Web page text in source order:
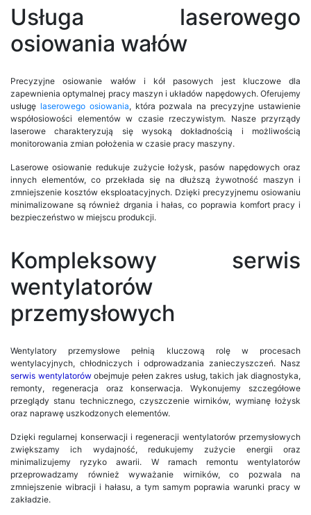
Usługa laserowego
osiowania wałów
Precyzyjne osiowanie wałów i kół pasowych jest kluczowe dla
zapewnienia optymalnej pracy maszyn i układów napędowych. Oferujemy
usługę laserowego osiowania, która pozwala na precyzyjne ustawienie
współosiowości elementów w czasie rzeczywistym. Nasze przyrządy
laserowe charakteryzują się wysoką dokładnością i możliwością
monitorowania zmian położenia w czasie pracy maszyny.
Laserowe osiowanie redukuje zużycie łożysk, pasów napędowych oraz
innych elementów, co przekłada się na dłuższą żywotność maszyn i
zmniejszenie kosztów eksploatacyjnych. Dzięki precyzyjnemu osiowaniu
minimalizowane są również drgania i hałas, co poprawia komfort pracy i
bezpieczeństwo w miejscu produkcji.
Kompleksowy serwis
wentylatorów
przemysłowych
Wentylatory przemysłowe pełnią kluczową rolę w procesach
wentylacyjnych, chłodniczych i odprowadzania zanieczyszczeń. Nasz
serwis wentylatorówobejmuje pełen zakres usług, takich jak diagnostyka,
remonty, regeneracja oraz konserwacja. Wykonujemy szczegółowe
przeglądy stanu technicznego, czyszczenie wirników, wymianę łożysk
oraz naprawę uszkodzonych elementów.
Dzięki regularnej konserwacji i regeneracji wentylatorów przemysłowych
zwiększamy ich wydajność, redukujemy zużycie energii oraz
minimalizujemy ryzyko awarii. W ramach remontu wentylatorów
przeprowadzamy również wyważanie wirników, co pozwala na
zmniejszenie wibracji i hałasu, a tym samym poprawia warunki pracy w
zakładzie.